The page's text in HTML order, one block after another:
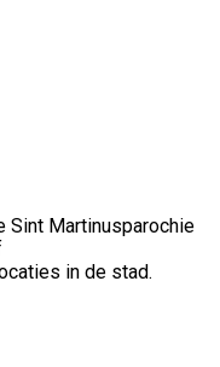
Sint Martinusparochie
in de stad.